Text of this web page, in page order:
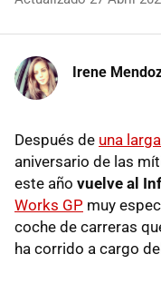
Irene
Después de una
aniversario de las
este año vuelve al
Works GP muy
coche de carreras
ha corrido a cargo